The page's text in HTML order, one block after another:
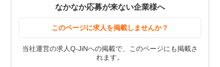
なかなか応募が来ない企業様へ
このページに求人を掲載しませんか？
当社運営の求人Q-JiNへの掲載で、このページにも掲載さ
れます。